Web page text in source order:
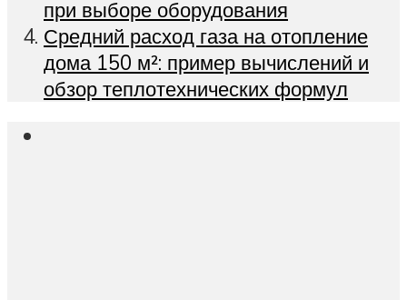
при выборе оборудования
Средний расход газа на отопление
дома 150 м²: пример вычислений и
обзор теплотехнических формул